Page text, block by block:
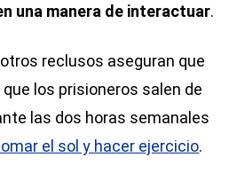
una manera de interactuar.
reclusos aseguran que
los prisioneros salen de
las dos horas semanales
el sol y hacer ejercicio.